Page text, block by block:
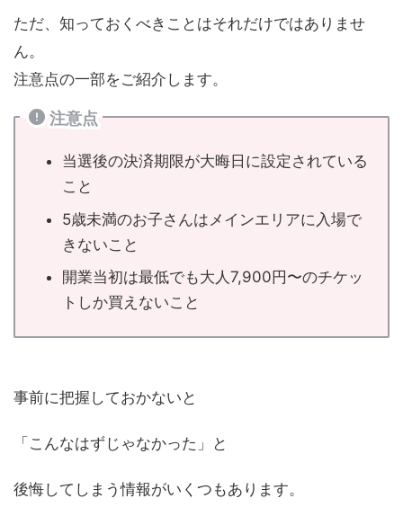
ただ、知っておくべきことはそれだけではありませ
ん。
注意点の一部をご紹介します。
注意点
当選後の決済期限が大晦日に設定されている
こと
5歳未満のお子さんはメインエリアに入場で
きないこと
開業当初は最低でも大人7,900円〜のチケッ
トしか買えないこと
事前に把握しておかないと
「こんなはずじゃなかった」と
後悔してしまう情報がいくつもあります。